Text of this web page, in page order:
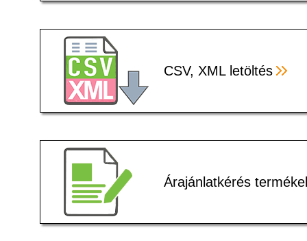
CSV, XML letöltés
Árajánlatkérés